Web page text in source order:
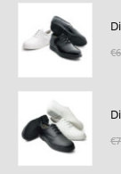
€
€